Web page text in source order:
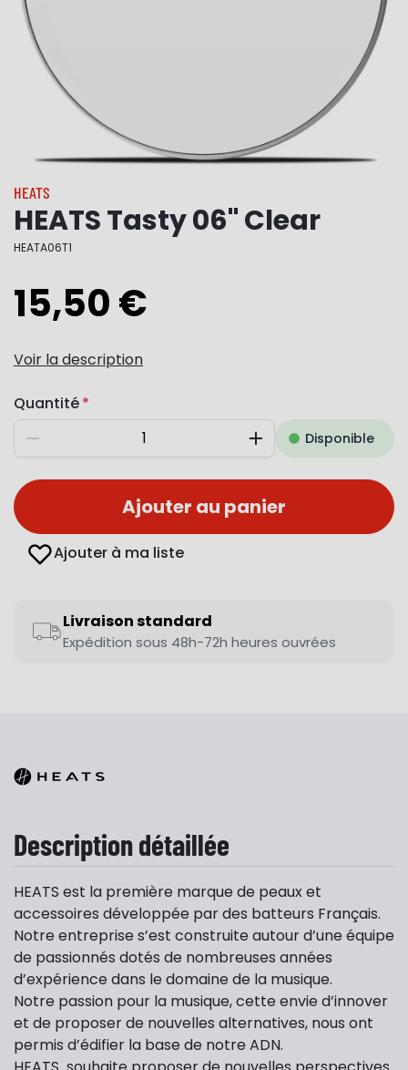
HEATS
HEATS Tasty 06" Clear
HEATA06T1
15,50 €
Voir la description
Quantité
Diminuer AugmenterDisponible
Ajouter au panier
Ajouter à ma liste
Livraison standard
Expédition sous 48h-72h heures ouvrées
Description détaillée
HEATS est la première marque de peaux et
accessoires développée par des batteurs Français.
Notre entreprise s’est construite autour d’une équipe
de passionnés dotés de nombreuses années
d’expérience dans le domaine de la musique.
Notre passion pour la musique, cette envie d’innover
et de proposer de nouvelles alternatives, nous ont
permis d’édifier la base de notre ADN.